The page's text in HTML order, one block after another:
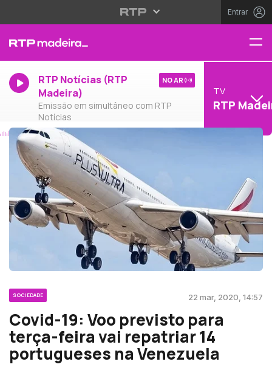
Entrar
RTP Notícias (RTP
Madeira)
Emissão em simultâneo com RTP
Notícias
NO AR
TV
RTP
SOCIEDADE 22 mar, 2020, 14:57
Covid-19: Voo previsto para
terça-feira vai repatriar 14
portugueses na Venezuela